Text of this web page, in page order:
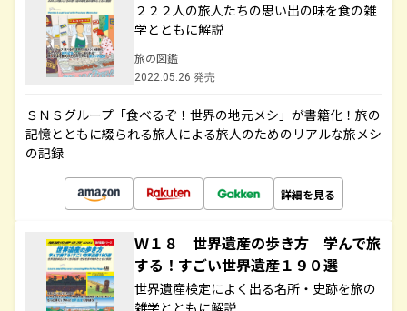
２２２人の旅人たちの思い出の味を食の雑
学とともに解説
旅の図鑑
2022.05.26 発売
ＳＮＳグループ「食べるぞ！世界の地元メシ」が書籍化！旅の
記憶とともに綴られる旅人による旅人のためのリアルな旅メシ
の記録
詳細を見る
Ｗ１８ 世界遺産の歩き方 学んで旅
する！すごい世界遺産１９０選
世界遺産検定によく出る名所・史跡を旅の
雑学とともに解説